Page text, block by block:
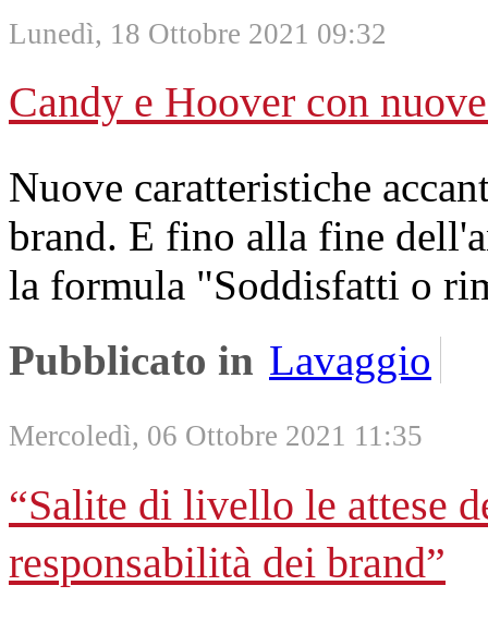
Lunedì, 18 Ottobre 2021 09:32
Candy e Hoover con
Nuove caratteristiche
brand. E fino alla fine
la formula "Soddisfatti o
Pubblicato in Lavaggio
Mercoledì, 06 Ottobre 2021 11:35
“Salite di livello le attese
responsabilità dei brand”